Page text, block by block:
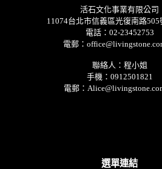
活石文化事業有限公司
11074台北市信義區光復南路505
電話：02-23452753
電郵：
聯絡人：程小姐
手機：0912501821
電郵：
選單連結